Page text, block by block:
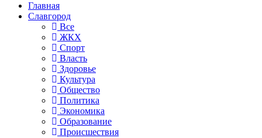
Главная
Славгород
Все
ЖКХ
Спорт
Власть
Здоровье
Культура
Общество
Политика
Экономика
Образование
Происшествия